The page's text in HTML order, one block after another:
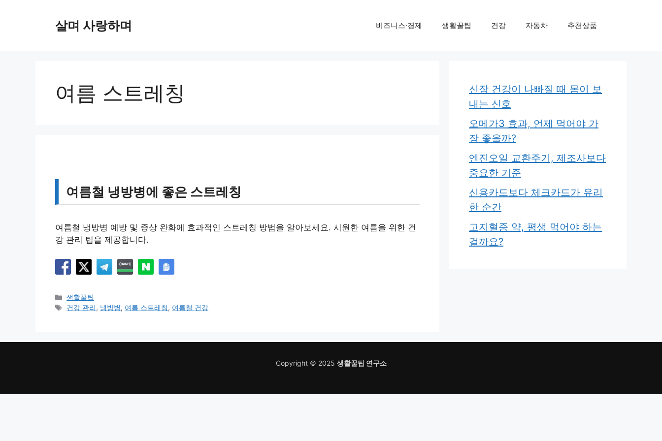
살며 사랑하며 비즈니스·경제 생활꿀팁 건강 자동차 추천상품
여름 스트레칭
여름철 냉방병에 좋은 스트레칭
여름철 냉방병 예방 및 증상 완화에 효과적인 스트레칭 방법을 알아보세요. 시원한 여름을 위한 건
강 관리 팁을 제공합니다.
카
테
생활꿀팁
태
건강 관리, 냉방병, 여름 스트레칭, 여름철 건강
신장 건강이 나빠질 때 몸이 보
내는 신호
오메가3 효과, 언제 먹어야 가
장 좋을까?
엔진오일 교환주기, 제조사보다
중요한 기준
신용카드보다 체크카드가 유리
한 순간
고지혈증 약, 평생 먹어야 하는
걸까요?
Copyright © 2025 생활꿀팁 연구소